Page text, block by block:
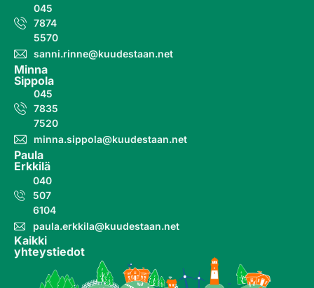
045
7874
5570
sanni.rinne@kuudestaan.net
Minna
Sippola
045
7835
7520
minna.sippola@kuudestaan.net
Paula
Erkkilä
040
507
6104
paula.erkkila@kuudestaan.net
Kaikki
yhteystiedot